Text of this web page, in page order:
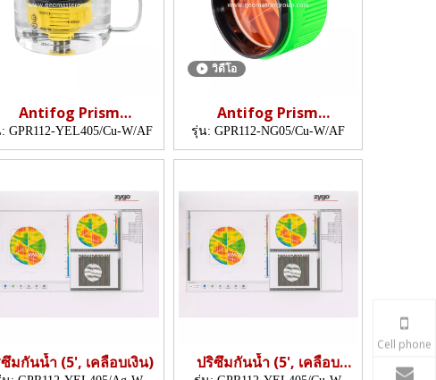
Antifog Prism
(5",copper-coated)
GPR112-YEL405/Cu-W/AF
วิดีโอ
Antifog Prism
(62mm,5",copper-
coated)
รุ่น: GPR112-NG05/Cu-W/AF
มกันน้ำ (5', เคลือบเงิน)
ปริซึมกันน้ำ (5', เคลือบ
Cell phone